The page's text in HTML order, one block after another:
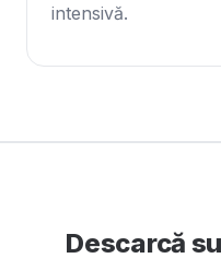
intensivă.
Descarcă